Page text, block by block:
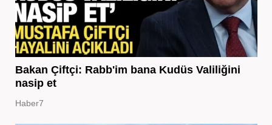
Bakan Çiftçi: Rabb'im bana Kudüs Valiliğini
nasip et
Haber7